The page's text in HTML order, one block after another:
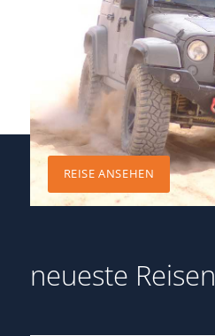
REISE ANSEHEN
neueste Reisen